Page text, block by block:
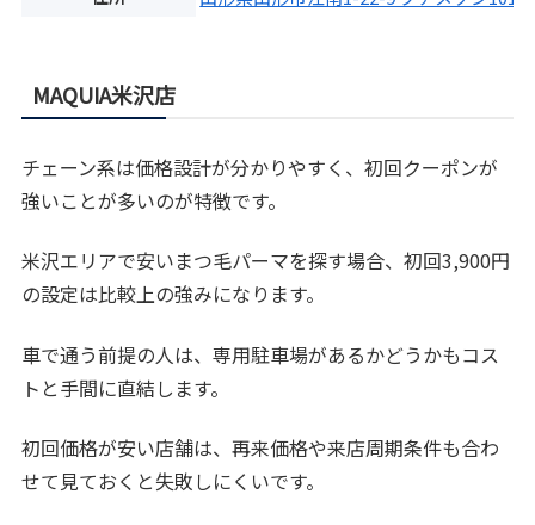
MAQUIA米沢店
チェーン系は価格設計が分かりやすく、初回クーポンが
強いことが多いのが特徴です。
米沢エリアで安いまつ毛パーマを探す場合、初回3,900円
の設定は比較上の強みになります。
車で通う前提の人は、専用駐車場があるかどうかもコス
トと手間に直結します。
初回価格が安い店舗は、再来価格や来店周期条件も合わ
せて見ておくと失敗しにくいです。